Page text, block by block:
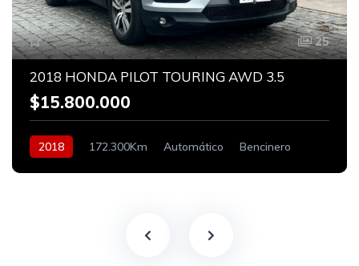
25
2018 HONDA PILOT TOURING AWD 3.5
$15.800.000
2018 172.300Km Automático Bencinero